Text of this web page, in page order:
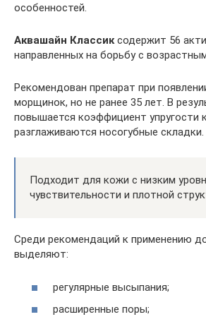
особенностей.
Аквашайн Классиксодержит 56
направленных на борьбу с
Рекомендован препарат при
морщинок, но не ранее 35 лет. В
повышается коэффициент упругости
разглаживаются носогубные складки.
Подходит для кожи с низким
чувствительности и плотной
Среди рекомендаций к применению
выделяют:
регулярные высыпания;
расширенные поры;